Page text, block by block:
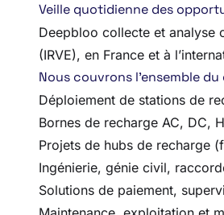
Veille quotidienne des
Deepbloo collecte et analyse
(IRVE), en France et à
Nous couvrons l’ensemble
Déploiement de stations de
Bornes de recharge AC, DC,
Projets de hubs de recharge
Ingénierie, génie civil,
Solutions de paiement,